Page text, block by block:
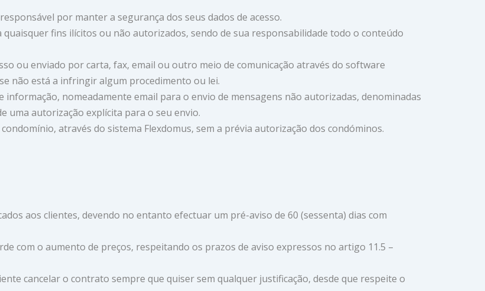
por manter a segurança dos seus dados de acesso.
fins ilícitos ou não autorizados, sendo de sua responsabilidade todo o conteúdo
ou enviado por carta, fax, email ou outro meio de comunicação através do software
não está a infringir algum procedimento ou lei.
informação, nomeadamente email para o envio de mensagens não autorizadas, denominadas
uma autorização explícita para o seu envio.
através do sistema Flexdomus, sem a prévia autorização dos condóminos.
aos clientes, devendo no entanto efectuar um pré-aviso de 60 (sessenta) dias com
com o aumento de preços, respeitando os prazos de aviso expressos no artigo 11.5 –
cancelar o contrato sempre que quiser sem qualquer justificação, desde que respeite o